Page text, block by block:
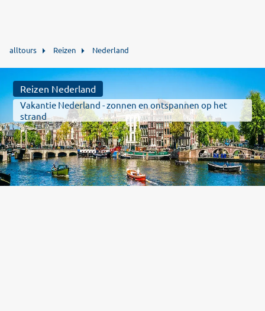
alltours Reizen Nederland
Reizen Nederland
Vakantie Nederland - zonnen en ontspannen op het
strand